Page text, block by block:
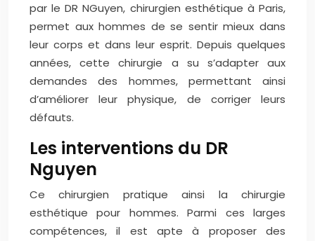
par le DR NGuyen, chirurgien esthétique à Paris,
permet aux hommes de se sentir mieux dans
leur corps et dans leur esprit. Depuis quelques
années, cette chirurgie a su s’adapter aux
demandes des hommes, permettant ainsi
d’améliorer leur physique, de corriger leurs
défauts.
Les interventions du DR
Nguyen
Ce chirurgien pratique ainsi la chirurgie
esthétique pour hommes. Parmi ces larges
compétences, il est apte à proposer des